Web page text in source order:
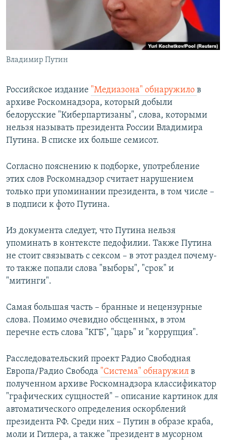
УКРАИНСКАЯ ПРОБЛЕМА КРЫМА
Владимир Путин
Российское издание "Медиазона" обнаружило в
архиве Роскомнадзора, который добыли
белорусские "Киберпартизаны", слова, которыми
нельзя называть президента России Владимира
Путина. В списке их больше семисот.
Согласно пояснению к подборке, употребление
этих слов Роскомнадзор считает нарушением
только при упоминании президента, в том числе –
в подписи к фото Путина.
Из документа следует, что Путина нельзя
упоминать в контексте педофилии. Также Путина
не стоит связывать с сексом – в этот раздел почему-
то также попали слова "выборы", "срок" и
"митинги".
Самая большая часть – бранные и нецензурные
слова. Помимо очевидно обсценных, в этом
перечне есть слова "КГБ", "царь" и "коррупция".
Расследовательский проект Радио Свободная
Европа/Радио Свобода "Система" обнаружил в
полученном архиве Роскомнадзора классификатор
"графических сущностей" – описание картинок для
автоматического определения оскорблений
президента РФ. Среди них – Путин в образе краба,
моли и Гитлера, а также "президент в мусорном